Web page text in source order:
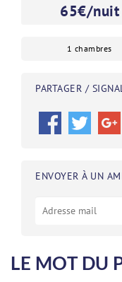
65€/nuit
1 chambres
PARTAGER /
ENVOYER À UN
LE MOT DU